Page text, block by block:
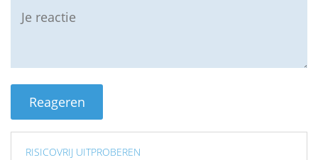
RISICOVRIJ UITPROBEREN